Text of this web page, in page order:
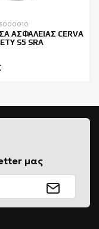
ΑΣΦΑΛΕΙΑΣ CERVA
S5 SRA
μας